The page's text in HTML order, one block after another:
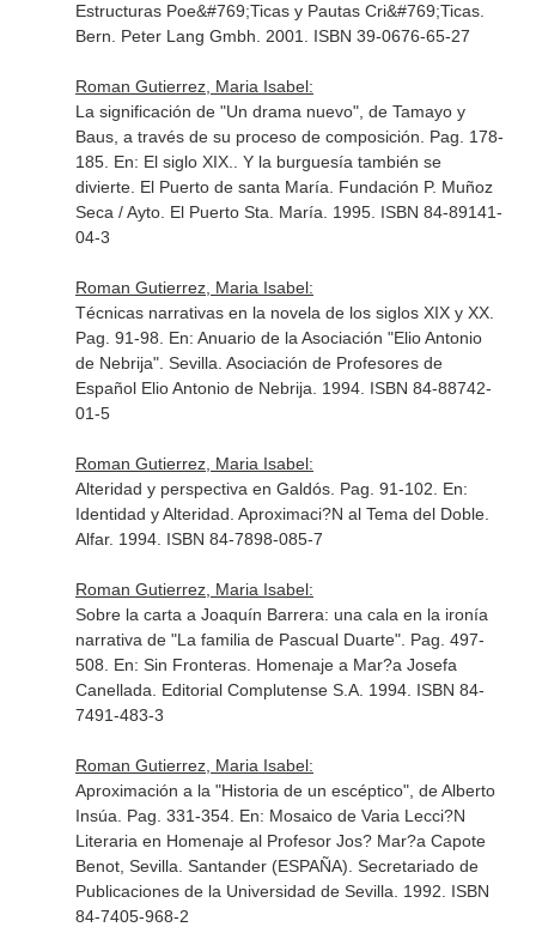
Estructuras Poe&#769;Ticas y Pautas Cri&#769;Ticas.
Bern. Peter Lang Gmbh. 2001. ISBN 39-0676-65-27
Roman Gutierrez, Maria Isabel:
La significación de "Un drama nuevo", de Tamayo y
Baus, a través de su proceso de composición. Pag. 178-
185. En: El siglo XIX.. Y la burguesía también se
divierte. El Puerto de santa María. Fundación P. Muñoz
Seca / Ayto. El Puerto Sta. María. 1995. ISBN 84-89141-
04-3
Roman Gutierrez, Maria Isabel:
Técnicas narrativas en la novela de los siglos XIX y XX.
Pag. 91-98. En: Anuario de la Asociación "Elio Antonio
de Nebrija". Sevilla. Asociación de Profesores de
Español Elio Antonio de Nebrija. 1994. ISBN 84-88742-
01-5
Roman Gutierrez, Maria Isabel:
Alteridad y perspectiva en Galdós. Pag. 91-102. En:
Identidad y Alteridad. Aproximaci?N al Tema del Doble.
Alfar. 1994. ISBN 84-7898-085-7
Roman Gutierrez, Maria Isabel:
Sobre la carta a Joaquín Barrera: una cala en la ironía
narrativa de "La familia de Pascual Duarte". Pag. 497-
508. En: Sin Fronteras. Homenaje a Mar?a Josefa
Canellada . Editorial Complutense S.A. 1994. ISBN 84-
7491-483-3
Roman Gutierrez, Maria Isabel:
Aproximación a la "Historia de un escéptico", de Alberto
Insúa. Pag. 331-354. En: Mosaico de Varia Lecci?N
Literaria en Homenaje al Profesor Jos? Mar?a Capote
Benot, Sevilla . Santander (ESPAÑA). Secretariado de
Publicaciones de la Universidad de Sevilla. 1992. ISBN
84-7405-968-2